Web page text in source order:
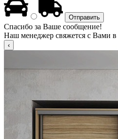
Спасибо за Ваше сообщение!
Наш менеджер свяжется с Вами